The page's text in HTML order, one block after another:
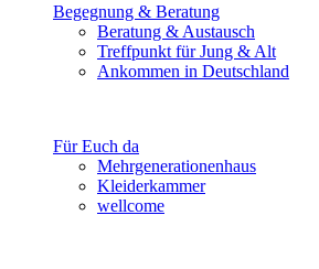
Begegnung & Beratung
Beratung & Austausch
Treffpunkt für Jung & Alt
Ankommen in Deutschland
Für Euch da
Mehrgenerationenhaus
Kleiderkammer
wellcome